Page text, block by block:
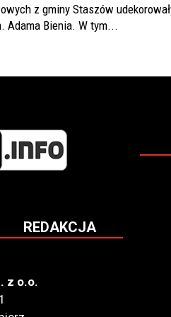
z gminy Staszów
Adama Bienia. W tym...
REDAKCJA
z o.o.